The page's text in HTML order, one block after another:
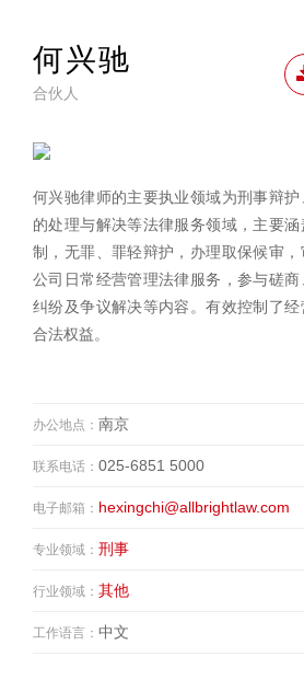
何兴驰
合伙人
何兴驰律师的主要执业领域为刑事辩
的处理与解决等法律服务领域，主要
制，无罪、罪轻辩护，办理取保候审
公司日常经营管理法律服务，参与磋
纠纷及争议解决等内容。有效控制了
合法权益。
办公地点： 南京
联系电话： 025-6851 5000
电子邮箱： hexingchi@allbrightlaw.com
专业领域： 刑事
行业领域： 其他
工作语言： 中文